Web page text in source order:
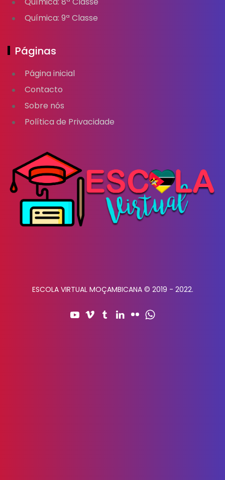
Química: 9ª Classe
Páginas
Página inicial
Contacto
Sobre nós
Política de Privacidade
ESCOLA VIRTUAL MOÇAMBICANA © 2019 - 2022.